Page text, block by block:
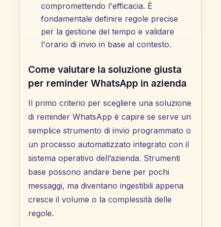
compromettendo l'efficacia. È
fondamentale definire regole precise
per la gestione del tempo e validare
l'orario di invio in base al contesto.
Come valutare la soluzione giusta
per reminder WhatsApp in azienda
Il primo criterio per scegliere una soluzione
di reminder WhatsApp è capire se serve un
semplice strumento di invio programmato o
un processo automatizzato integrato con il
sistema operativo dell’azienda. Strumenti
base possono andare bene per pochi
messaggi, ma diventano ingestibili appena
cresce il volume o la complessità delle
regole.